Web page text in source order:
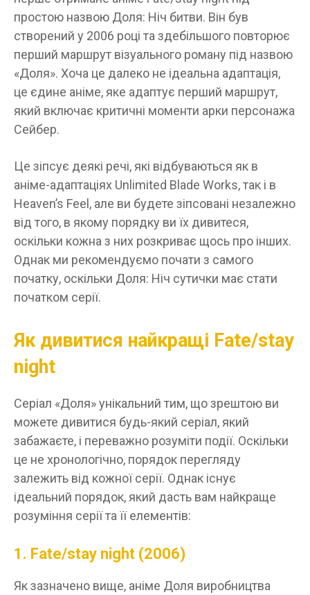
простою назвою Доля: Ніч битви. Він був
створений у 2006 році та здебільшого повторює
перший маршрут візуального роману під назвою
«Доля». Хоча це далеко не ідеальна адаптація,
це єдине аніме, яке адаптує перший маршрут,
який включає критичні моменти арки персонажа
Сейбер.
Це зіпсує деякі речі, які відбуваються як в
аніме-адаптаціях Unlimited Blade Works, так і в
Heaven’s Feel, але ви будете зіпсовані незалежно
від того, в якому порядку ви їх дивитеся,
оскільки кожна з них розкриває щось про інших.
Однак ми рекомендуємо почати з самого
початку, оскільки Доля: Ніч сутички має стати
початком серії.
Як дивитися найкращі Fate/stay
night
Серіал «Доля» унікальний тим, що зрештою ви
можете дивитися будь-який серіал, який
забажаєте, і переважно розуміти події. Оскільки
це не хронологічно, порядок перегляду
залежить від кожної серії. Однак існує
ідеальний порядок, який дасть вам найкраще
розуміння серії та її елементів:
1. Fate/stay night (2006)
Як зазначено вище, аніме Доля виробництва